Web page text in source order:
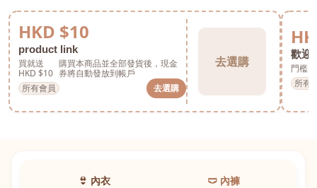
HKD $10
product link
買就送
HKD $10
購買本商品並全部發貨後，現金
券將自動發放到帳戶
所有會員
去選購
去選購
歡迎
門檻
所有
👙 內衣 🩲 內褲